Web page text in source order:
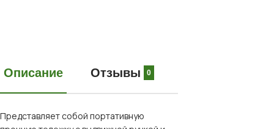
Описание Отзывы 0
Представляет собой портативную